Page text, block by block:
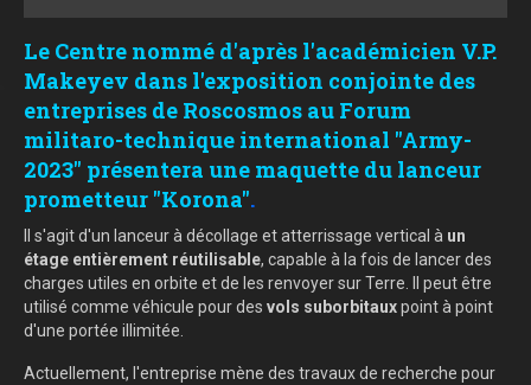
Le Centre nommé d'après l'académicien V.P.
Makeyev dans l'exposition conjointe des
entreprises de Roscosmos au Forum
militaro-technique international "Army-
2023" présentera une maquette du lanceur
prometteur "Korona".
Il s'agit d'un lanceur à décollage et atterrissage vertical à un
étage entièrement réutilisable, capable à la fois de lancer des
charges utiles en orbite et de les renvoyer sur Terre. Il peut être
utilisé comme véhicule pour des vols suborbitauxpoint à point
d'une portée illimitée.
Actuellement, l'entreprise mène des travaux de recherche pour